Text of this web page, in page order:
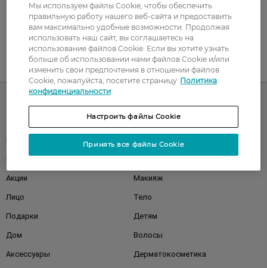
UA RU
Корейская косметика Мужчинам
Акции Макияж
Лицо Тело
Подарки Детям
Дом Волосы
Аксессуары Дерматокосметика
Мы используем файлы Cookie, чтобы обеспечить
правильную работу нашего веб-сайта и предоставить
вам максимально удобные возможности. Продолжая
использовать наш сайт, вы соглашаетесь на
использование файлов Cookie. Если вы хотите узнать
больше об использовании нами файлов Cookie и/или
изменить свои предпочтения в отношении файлов
Cookie, пожалуйста, посетите страницу Политика
конфиденциальности
Настроить файлы Cookie
Принять все файлы Cookie